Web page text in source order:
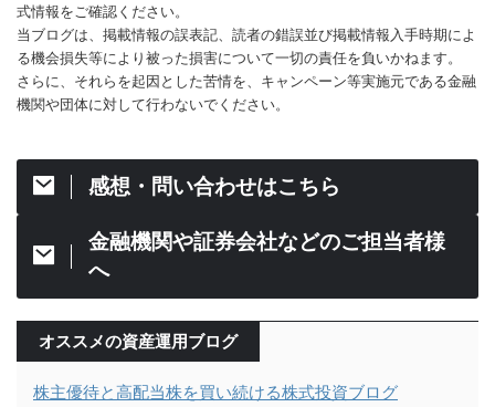
式情報をご確認ください。
当ブログは、掲載情報の誤表記、読者の錯誤並び掲載情報入手時期によ
る機会損失等により被った損害について一切の責任を負いかねます。
さらに、それらを起因とした苦情を、キャンペーン等実施元である金融
機関や団体に対して行わないでください。
感想・問い合わせはこちら
金融機関や証券会社などのご担当者様
へ
オススメの資産運用ブログ
株主優待と高配当株を買い続ける株式投資ブログ